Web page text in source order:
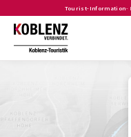
Tourist-Information-